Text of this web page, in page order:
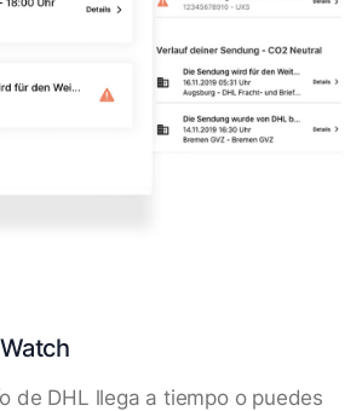
de DHL llega a tiempo o puedes